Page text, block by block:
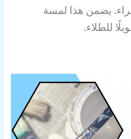
يضمن هذا لمسة
للطلاء.